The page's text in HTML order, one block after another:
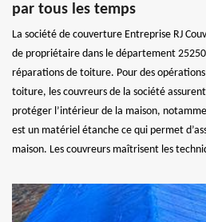
par tous les temps
La société de couverture Entreprise RJ
de propriétaire dans le département
réparations de toiture. Pour des
toiture, les couvreurs de la société
protéger l’intérieur de la maison,
est un matériel étanche ce qui permet
maison. Les couvreurs maîtrisent les